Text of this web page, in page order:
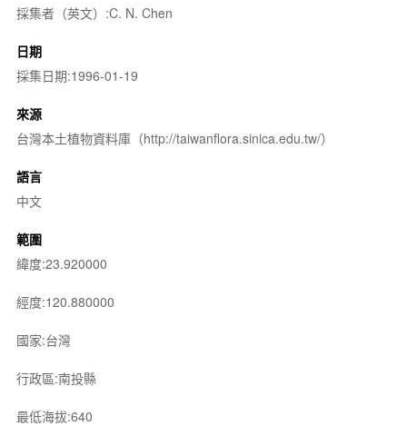
採集者（英文）:C. N. Chen
日期
採集日期:1996-01-19
來源
台灣本土植物資料庫（http://taiwanflora.sinica.edu.tw/）
語言
中文
範圍
緯度:23.920000
經度:120.880000
國家:台灣
行政區:南投縣
最低海拔:640